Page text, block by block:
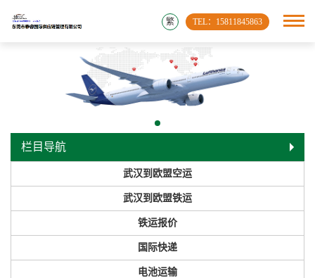
TEL：15811845863
繁
栏目导航
武汉到欧盟空运
武汉到欧盟铁运
铁运报价
国际快递
电池运输